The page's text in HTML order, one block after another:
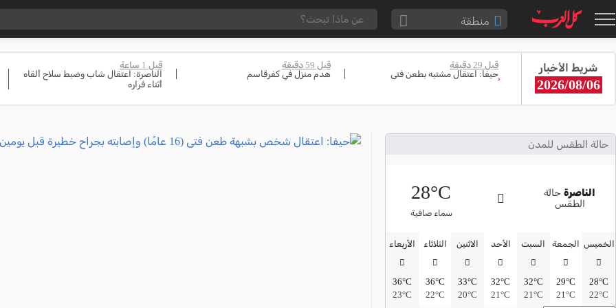
منطقة
القدس والقضاء
شفاعمرو والقضاء
الضفة الغربية
قطاع غزة
النقب
قرى المرج
شريط الأخبار
2026/08/06
قبل 29 دقيقة
حيفا: اعتقال مشتبه بطعن فتى
قبل 59 دقيقة
هدم منزل في كفرقاسم
قبل 1 ساعة
الناصرة: اعتقال شاب وضبط سلاح ألقاه
أثناء فراره
‹
حالة الطقس للمدن
الناصرةحالة
الطقس
28°C
سماء صافية
الخميس
28°C
22°C
الجمعة
29°C
21°C
السبت
32°C
21°C
الأحد
32°C
21°C
الاثنين
33°C
20°C
الثلاثاء
36°C
22°C
الأربعاء
36°C
23°C